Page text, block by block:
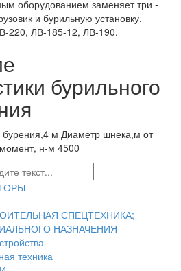
оборудованием заменяет три -
и бурильную установку.
220, ЛВ-185-12, ЛВ-190.
бурильного
бурения,4 м Диаметр шнека,м от
н-м 4500
СПЕЦТЕХНИКА;
НАЗНАЧЕНИЯ
техника